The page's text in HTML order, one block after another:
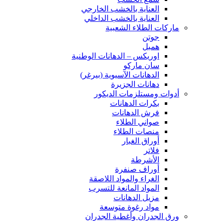
العناية بالخشب الخارجي
العناية بالخشب الداخلي
ماركات الطلاء الشعبية
جوتن
همبل
اوريكس – الدهانات الوطنية
سان ماركو
الدهانات الآسيوية (بيرغر)
دهانات الجزيرة
أدوات ومستلزمات الديكور
بكرات الدهانات
فرش الدهانات
صواني الطلاء
منصات الطلاء
أوراق الغبار
فلاتر
الأشرطة
أوراف صنفرة
الغراء والمواد اللاصقة
المواد المانعة للتسرب
مزيل الدهانات
مواد رغوة متوسعة
ورق الجدران وأغطية الجدران